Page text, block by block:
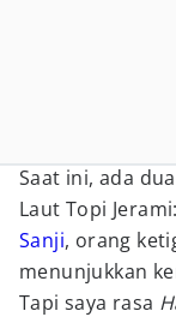
Saat ini, ada
Laut Topi
Sanji, orang
menunjukkan
Tapi saya rasa